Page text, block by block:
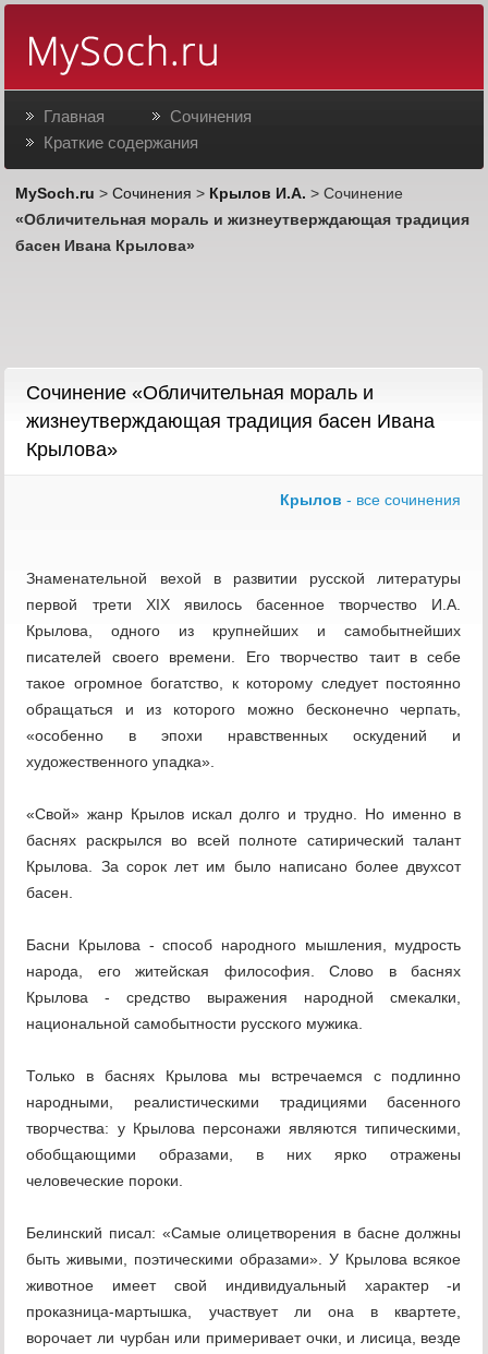
Главная
Сочинения
Краткие содержания
MySoch.ru >Сочинения > Крылов И.А. > Сочинение
«Обличительная мораль и жизнеутверждающая традиция
басен Ивана Крылова»
Сочинение «Обличительная мораль и
жизнеутверждающая традиция басен Ивана
Крылова»
Крылов - все сочинения
Знаменательной вехой в развитии русской литературы
первой трети XIX явилось басенное творчество И.А.
Крылова, одного из крупнейших и самобытнейших
писателей своего времени. Его творчество таит в себе
такое огромное богатство, к которому следует постоянно
обращаться и из которого можно бесконечно черпать,
«особенно в эпохи нравственных оскудений и
художественного упадка».
«Свой» жанр Крылов искал долго и трудно. Но именно в
баснях раскрылся во всей полноте сатирический талант
Крылова. За сорок лет им было написано более двухсот
басен.
Басни Крылова - способ народного мышления, мудрость
народа, его житейская философия. Слово в баснях
Крылова - средство выражения народной смекалки,
национальной самобытности русского мужика.
Только в баснях Крылова мы встречаемся с подлинно
народными, реалистическими традициями басенного
творчества: у Крылова персонажи являются типическими,
обобщающими образами, в них ярко отражены
человеческие пороки.
Белинский писал: «Самые олицетворения в басне должны
быть живыми, поэтическими образами». У Крылова всякое
животное имеет свой индивидуальный характер -и
проказница-мартышка, участвует ли она в квартете,
ворочает ли чурбан или примеривает очки, и лисица, везде